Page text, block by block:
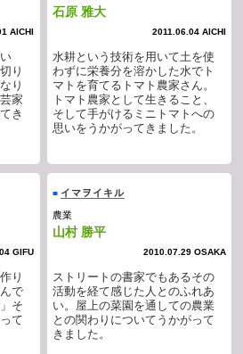
AICHI
り
り
家
き
石原 雅大
2011.06.04 AICHI
水耕という技術を用いて土を使
わずに栄養分を溶かした水でト
マトを育てるトマト農家さん。
トマト農家として生きること、
そして手がけるミニトマトへの
思いをうかがってきました。
GIFU
り
で
そ
て
■ イマヲイキル
農業
山村 勝平
2010.07.29 OSAKA
ストリートの書家でもあるその
活動を経て感じた人とのふれあ
い。屋上の菜園を通しての農業
との関わりについてうかがって
きました。